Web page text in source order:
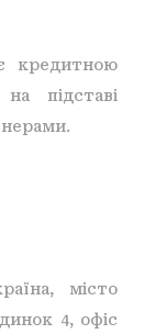
кредитною
підставі
місто
4, офіс